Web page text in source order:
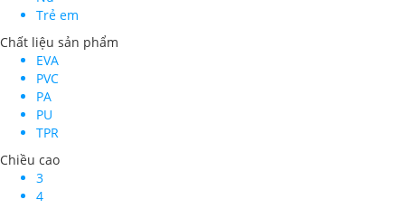
Trẻ em
Chất liệu sản phẩm
EVA
PVC
PA
PU
TPR
Chiều cao
3
4